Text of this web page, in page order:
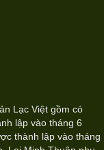
Lạc Việt gồm có
lập vào tháng 6
thành lập vào tháng